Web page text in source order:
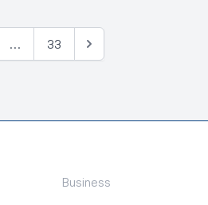
… 33
Næste
Business